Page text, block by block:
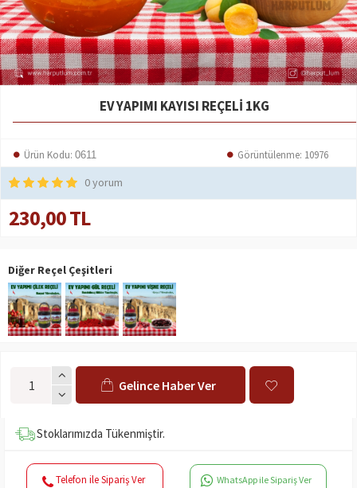
EV YAPIMI KAYISI REÇELI 1KG
Ürün Kodu: 0611 Görüntülenme: 10976
0 yorum
230,00 TL
Diğer Reçel Çeşitleri
Gelince Haber Ver
Stoklarımızda Tükenmiştir.
Telefon ile Sipariş Ver WhatsApp ile Sipariş Ver